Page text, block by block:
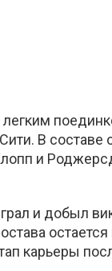
легким
В составе
и
и добыл
карьеры